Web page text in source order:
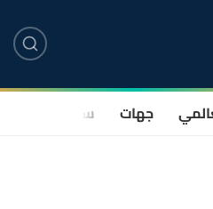
جهات سياسة